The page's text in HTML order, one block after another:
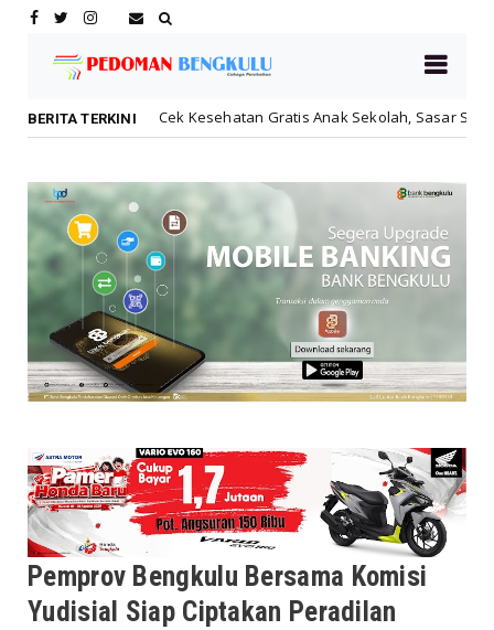
BERITA TERKINIGratis Anak Sekolah, Sasar Seluruh Sekolah Negeri dan
Pemprov Bengkulu Bersama Komisi
Yudisial Siap Ciptakan Peradilan